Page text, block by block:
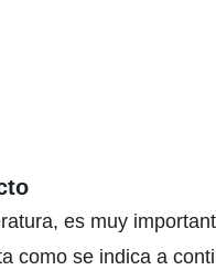
es muy
como se indica a